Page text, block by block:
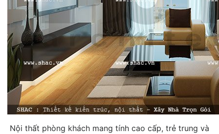
Nội thất phòng khách mang tính cao cấp, trẻ trung và